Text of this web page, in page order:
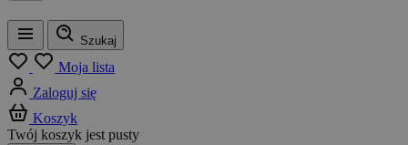
Menu
Szukaj
Moja lista
Zaloguj się
Koszyk
Twój koszyk jest pusty